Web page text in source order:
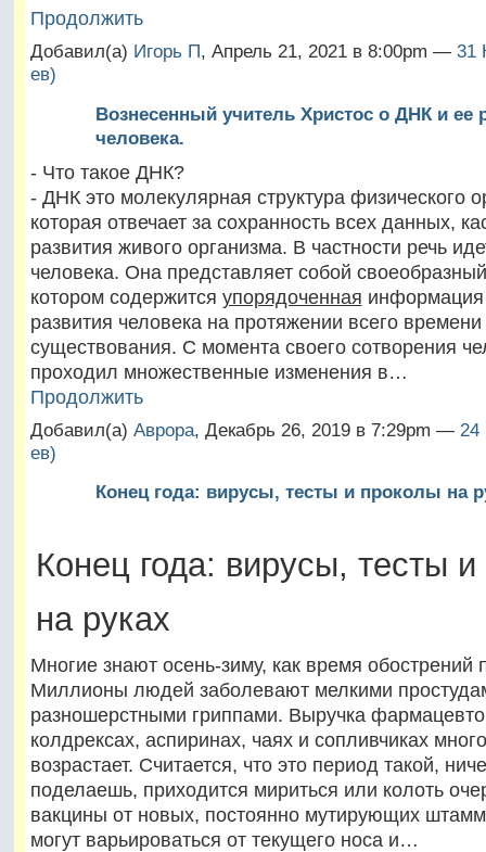
Продолжить
Добавил(а) Игорь П, Апрель 21, 2021 в 8:00pm — 31
ев)
Вознесенный учитель Христос о ДНК и ее
человека.
- Что такое ДНК?
- ДНК это молекулярная структура физического
которая отвечает за сохранность всех данных,
развития живого организма. В частности речь
человека. Она представляет собой
котором содержится упорядоченная информация
развития человека на протяжении всего времени
существования. С момента своего сотворения
проходил множественные изменения в…
Продолжить
Добавил(а) Аврора, Декабрь 26, 2019 в 7:29pm — 24
ев)
Конец года: вирусы, тесты и проколы на
Конец года: вирусы, тесты
на руках
Многие знают осень-зиму, как время обострений
Миллионы людей заболевают мелкими
разношерстными гриппами. Выручка
колдрексах, аспиринах, чаях и сопливчиках
возрастает. Считается, что это период такой,
поделаешь, приходится мириться или колоть
вакцины от новых, постоянно мутирующих
могут варьироваться от текущего носа и…